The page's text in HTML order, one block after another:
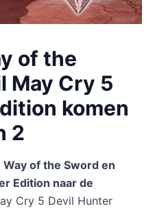
of the
May Cry 5
komen
2
of the Sword en
Edition naar de
Cry 5 Devil Hunter